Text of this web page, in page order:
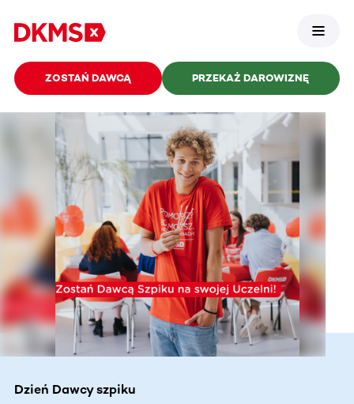
ZOSTAŃ DAWCĄ PRZEKAŻ DAROWIZNĘ
Dzień Dawcy szpiku